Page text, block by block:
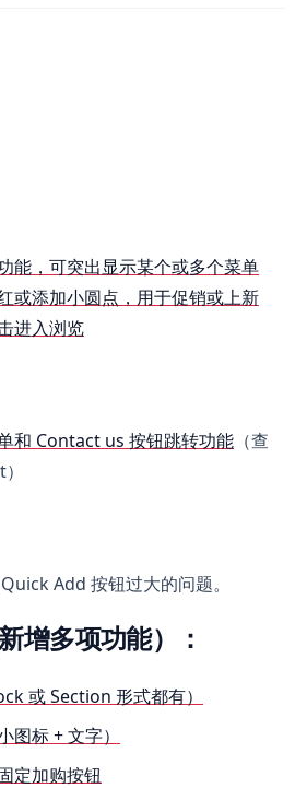
能，可突出显示某个或多个菜单
或添加小圆点，用于促销或上新
进入浏览
和 Contact us 按钮跳转功能 （查
Add 按钮过大的问题。
增多项功能）：
或 Section 形式都有）
图标 + 文字）
定加购按钮